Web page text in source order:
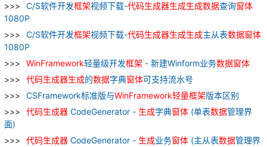
C/S软件开发框架视频下载-代码生成器生成生成数据查询窗体
1080P
C/S软件开发框架视频下载-代码生成器生成生成主从表数据窗体
1080P
WinFramework轻量级开发框架 - 新建Winform业务数据窗体
代码生成器生成的数据字典窗体可支持流水号
CSFramework标准版与WinFramework轻量框架版本区别
代码生成器 CodeGenerator - 生成字典窗体 (单表数据管理界
面)
代码生成器 CodeGenerator - 生成业务窗体 (主从表数据管理界